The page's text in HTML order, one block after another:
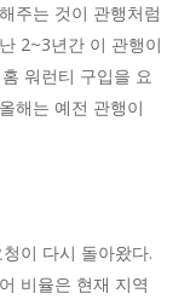
주는 것이 관행처럼
2~3년간 이 관행이
워런티 구입을 요
해는 예전 관행이
이 다시 돌아왔다.
비율은 현재 지역